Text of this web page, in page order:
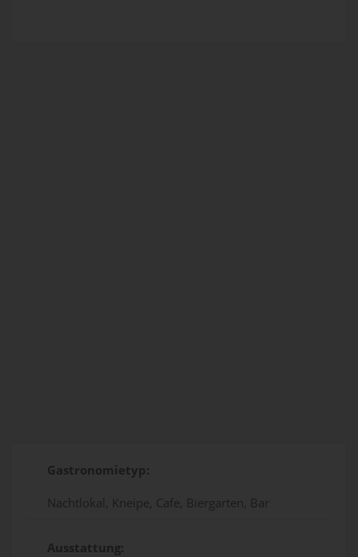
Gastronomietyp:
Nachtlokal, Kneipe, Cafe, Biergarten, Bar
Ausstattung: